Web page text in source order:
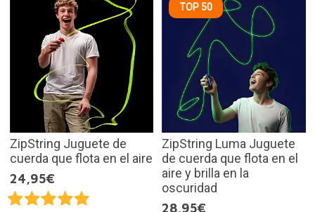
ZipString Juguete de
cuerda que flota en el aire
24,95€
TOP 50
ZipString Luma Juguete
de cuerda que flota en el
aire y brilla en la
oscuridad
28,95€